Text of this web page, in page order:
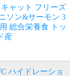
ャット フリーズ
ソン&サーモン 3
総合栄養食 トッ
産
ハイドレーショ